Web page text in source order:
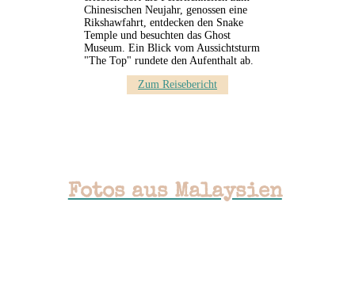
Chinesischen Neujahr, genossen eine
Rikshawfahrt, entdecken den Snake
Temple und besuchten das Ghost
Museum. Ein Blick vom Aussichtsturm
"The Top" rundete den Aufenthalt ab.
Zum Reisebericht
Fotos aus Malaysien